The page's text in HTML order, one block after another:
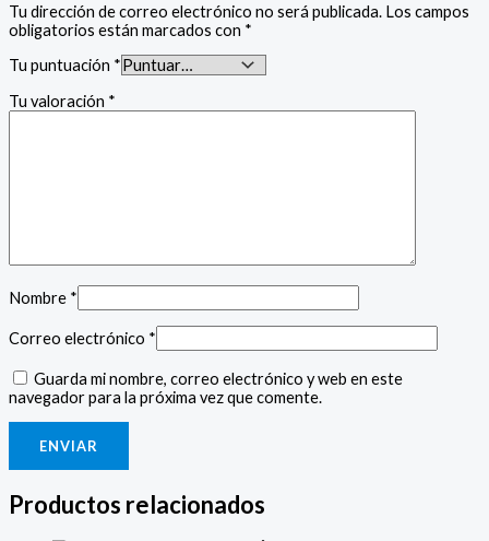
Tu dirección de correo electrónico no será publicada. Los campos
obligatorios están marcados con *
Tu puntuación *
Tu valoración *
Nombre *
Correo electrónico *
Guarda mi nombre, correo electrónico y web en este
navegador para la próxima vez que comente.
Productos relacionados